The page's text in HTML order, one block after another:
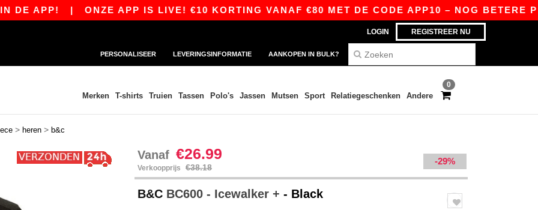
|ONZE APP IS LIVE! €10 KORTING VANAF €80 MET DE CODE APP10 – NOG BETERE
LOGIN REGISTREER NU
PERSONALISEER LEVERINGSINFORMATIE AANKOPEN IN BULK?
0
Merken T-shirts Truien Tassen Polo's Jassen Mutsen Sport Relatiegeschenken Andere
> heren > b&c
Vanaf €26.99
Verkoopprijs €38.18
-29%
B&C BC600 - Icewalker + - Black